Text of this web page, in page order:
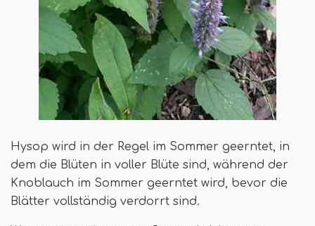
Hysop wird in der Regel im Sommer geerntet, in
dem die Blüten in voller Blüte sind, während der
Knoblauch im Sommer geerntet wird, bevor die
Blätter vollständig verdorrt sind.